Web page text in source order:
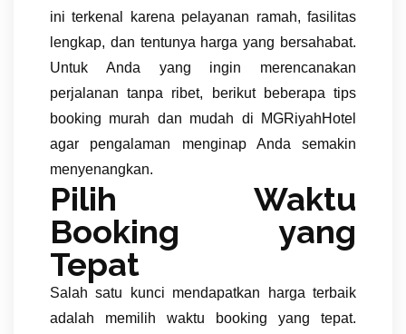
ini terkenal karena pelayanan ramah, fasilitas
lengkap, dan tentunya harga yang bersahabat.
Untuk Anda yang ingin merencanakan
perjalanan tanpa ribet, berikut beberapa tips
booking murah dan mudah di MGRiyahHotel
agar pengalaman menginap Anda semakin
menyenangkan.
Pilih Waktu
Booking yang
Tepat
Salah satu kunci mendapatkan harga terbaik
adalah memilih waktu booking yang tepat.